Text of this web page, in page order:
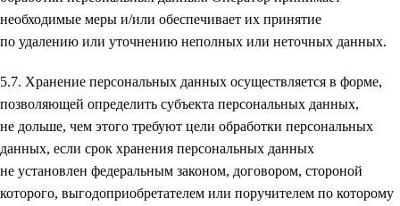
необходимые меры и/или обеспечивает их принятие
по удалению или уточнению неполных или неточных данных.
5.7. Хранение персональных данных осуществляется в форме,
позволяющей определить субъекта персональных данных,
не дольше, чем этого требуют цели обработки персональных
данных, если срок хранения персональных данных
не установлен федеральным законом, договором, стороной
которого, выгодоприобретателем или поручителем по которому